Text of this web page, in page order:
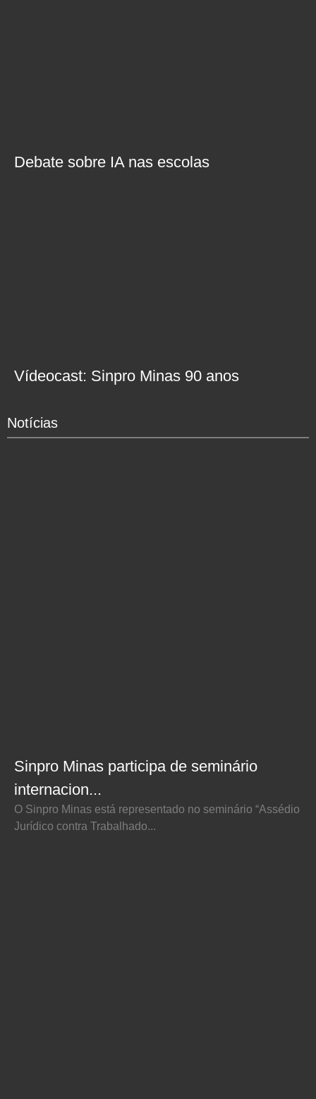
Debate sobre IA nas escolas
Vídeocast: Sinpro Minas 90 anos
Notícias
Sinpro Minas participa de seminário
internacion...
O Sinpro Minas está representado no seminário “Assédio
Jurídico contra Trabalhado...